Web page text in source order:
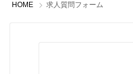
HOME 求人質問フォーム